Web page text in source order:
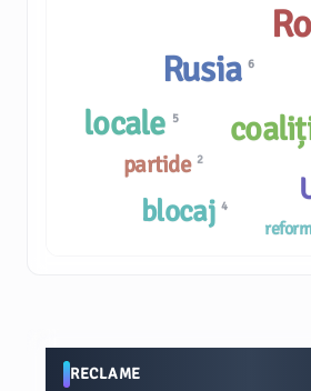
partide 2
Rusia6
blocaj4
locale 5
RECLAME